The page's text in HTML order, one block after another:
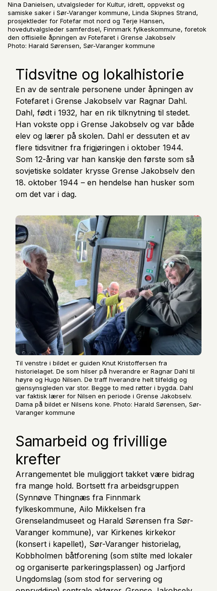
Nina Danielsen, utvalgsleder for Kultur, idrett, oppvekst og
samiske saker i Sør-Varanger kommune, Linda Skipnes Strand,
prosjektleder for Fotefar mot nord og Terje Hansen,
hovedutvalgsleder samferdsel, Finnmark fylkeskommune, foretok
den offisielle åpningen av Fotefaret i Grense Jakobselv
Photo: Harald Sørensen, Sør-Varanger kommune
Tidsvitne og lokalhistorie
En av de sentrale personene under åpningen av
Fotefaret i Grense Jakobselv var Ragnar Dahl.
Dahl, født i 1932, har en rik tilknytning til stedet.
Han vokste opp i Grense Jakobselv og var både
elev og lærer på skolen. Dahl er dessuten et av
flere tidsvitner fra frigjøringen i oktober 1944.
Som 12-åring var han kanskje den første som så
sovjetiske soldater krysse Grense Jakobselv den
18. oktober 1944 – en hendelse han husker som
om det var i dag.
Til venstre i bildet er guiden Knut Kristoffersen fra
historielaget. De som hilser på hverandre er Ragnar Dahl til
høyre og Hugo Nilsen. De traff hverandre helt tilfeldig og
gjensynsgleden var stor. Begge to med røtter i bygda. Dahl
var faktisk lærer for Nilsen en periode i Grense Jakobselv.
Dama på bildet er Nilsens kone. Photo: Harald Sørensen, Sør-
Varanger kommune
Samarbeid og frivillige
krefter
Arrangementet ble muliggjort takket være bidrag
fra mange hold. Bortsett fra arbeidsgruppen
(Synnøve Thingnæs fra Finnmark
fylkeskommune, Ailo Mikkelsen fra
Grenselandmuseet og Harald Sørensen fra Sør-
Varanger kommune), var Kirkenes kirkekor
(konsert i kapellet), Sør-Varanger historielag,
Kobbholmen båtforening (som stilte med lokaler
og organiserte parkeringsplassen) og Jarfjord
Ungdomslag (som stod for servering og